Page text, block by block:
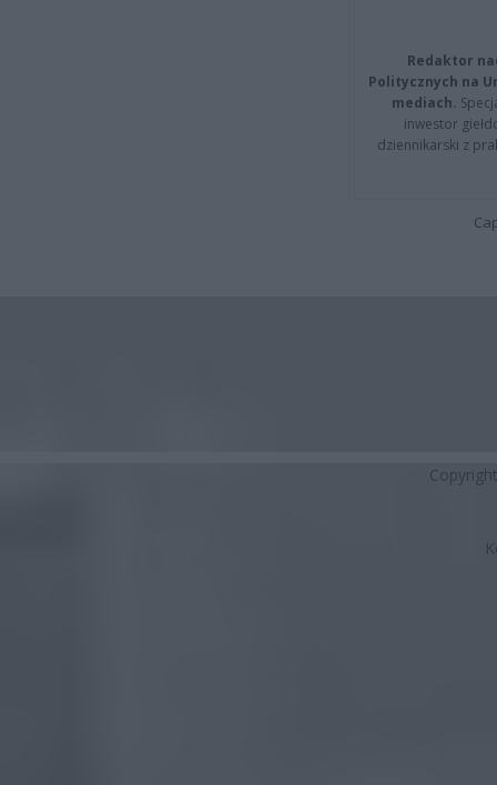
Redaktor
Politycznych na
mediach.
inwestor
dziennikarski z